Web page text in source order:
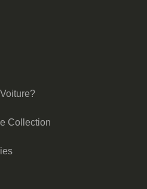
Collection